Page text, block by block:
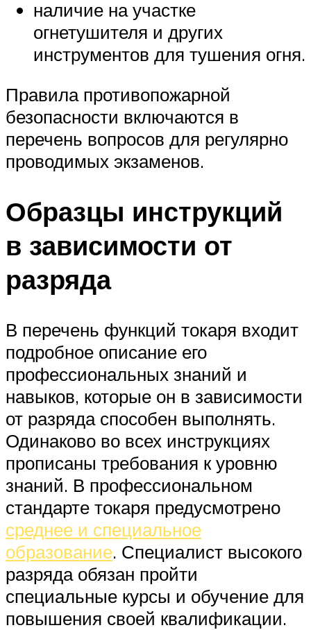
наличие на участке
огнетушителя и других
инструментов для тушения огня.
Правила противопожарной
безопасности включаются в
перечень вопросов для регулярно
проводимых экзаменов.
Образцы инструкций
в зависимости от
разряда
В перечень функций токаря входит
подробное описание его
профессиональных знаний и
навыков, которые он в зависимости
от разряда способен выполнять.
Одинаково во всех инструкциях
прописаны требования к уровню
знаний. В профессиональном
стандарте токаря предусмотрено
среднее и специальное
образование. Специалист высокого
разряда обязан пройти
специальные курсы и обучение для
повышения своей квалификации.